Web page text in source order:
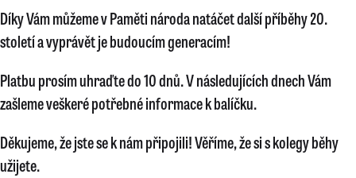
Díky Vám můžeme v Paměti národa natáčet další příběhy 20.
století a vyprávět je budoucím generacím!
Platbu prosím uhraďte do 10 dnů. V následujících dnech Vám
zašleme veškeré potřebné informace k balíčku.
Děkujeme, že jste se k nám připojili! Věříme, že si s kolegy běhy
užijete.